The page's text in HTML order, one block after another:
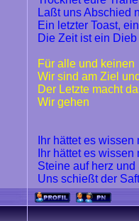
Laßt uns Abschied
Ein letzter Toast,
Die Zeit ist ein Dieb
Für alle und keinen
Wir sind am Ziel
Der Letzte macht
Wir gehen
Ihr hättet es wissen
Ihr hättet es wissen
Steine auf herz und
Uns schießt der